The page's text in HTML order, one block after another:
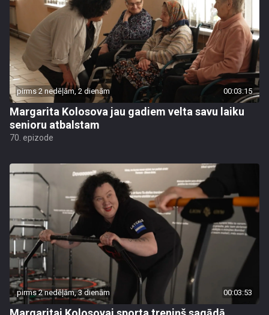
pirms 2 nedēļām, 2 dienām 00:03:15
Margarita Kolosova jau gadiem velta savu laiku
senioru atbalstam
70. epizode
pirms 2 nedēļām, 3 dienām 00:03:53